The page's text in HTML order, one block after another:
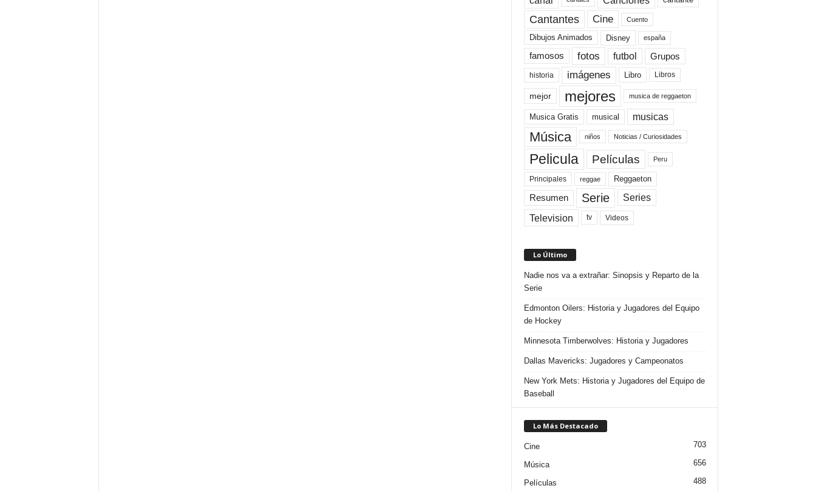
Cantantes Cine Cuento
Dibujos Animados Disney españa
famosos fotos futbol Grupos
historia imágenes Libro Libros
mejor mejores musica de reggaeton
Musica Gratis musical musicas
Música niños Noticias / Curiosidades
Pelicula Películas Peru
Principales reggae Reggaeton
Resumen Serie Series
Television tv Videos
Lo Último
Nadie nos va a extrañar: Sinopsis y Reparto de la
Serie
Edmonton Oilers: Historia y Jugadores del Equipo
de Hockey
Minnesota Timberwolves: Historia y Jugadores
Dallas Mavericks: Jugadores y Campeonatos
New York Mets: Historia y Jugadores del Equipo de
Baseball
Lo Más Destacado
Cine 703
Música 656
Películas 488